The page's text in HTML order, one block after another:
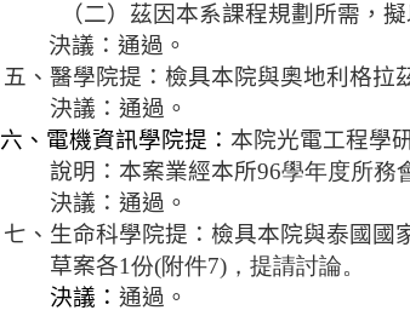
（二）茲因本系課程規劃所需，
決議：通過。
五、醫學院提：檢具本院與奧地利格拉
決議：通過。
六、電機資訊學院提： 本院光電工程學
說明：本案業經本所96學年度所務
決議：通過。
七、生命科學院提：檢具本院與泰國國
草案各1份(附件7)，提請討論。
決議： 通過。